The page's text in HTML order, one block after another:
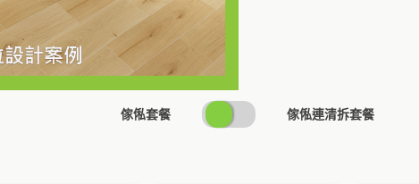
傢俬套餐
SWITCH
PRICING
傢俬連清拆套餐